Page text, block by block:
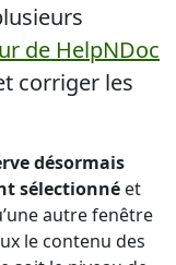
de HelpNDoc
corriger les
désormais
sélectionné et
autre fenêtre
le contenu des